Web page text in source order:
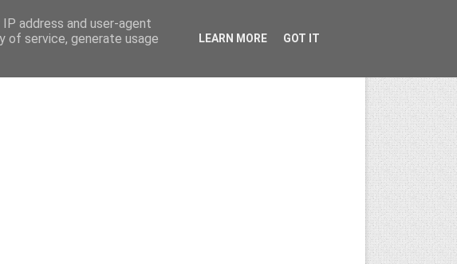
address and user-agent
of service, generate usage
LEARN MORE GOT IT